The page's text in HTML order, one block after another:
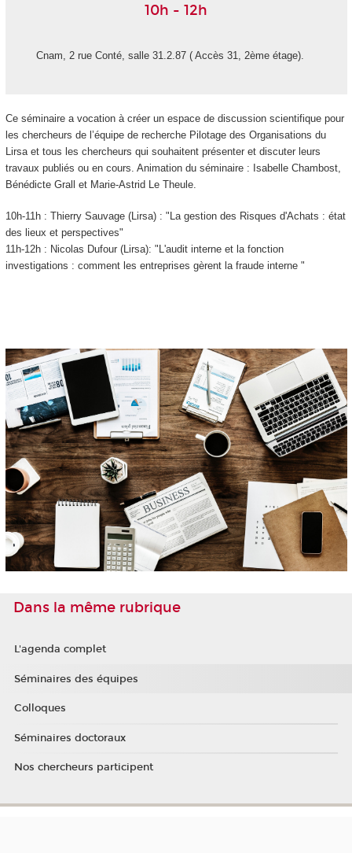
10h - 12h
Cnam, 2 rue Conté, salle 31.2.87 ( Accès 31, 2ème étage).
Ce séminaire a vocation à créer un espace de discussion scientifique pour
les chercheurs de l’équipe de recherche Pilotage des Organisations du
Lirsa et tous les chercheurs qui souhaitent présenter et discuter leurs
travaux publiés ou en cours. Animation du séminaire : Isabelle Chambost,
Bénédicte Grall et Marie-Astrid Le Theule.
10h-11h : Thierry Sauvage (Lirsa) : "La gestion des Risques d'Achats : état
des lieux et perspectives"
11h-12h : Nicolas Dufour (Lirsa): "L'audit interne et la fonction
investigations : comment les entreprises gèrent la fraude interne "
Dans la même rubrique
L'agenda complet
Séminaires des équipes
Colloques
Séminaires doctoraux
Nos chercheurs participent